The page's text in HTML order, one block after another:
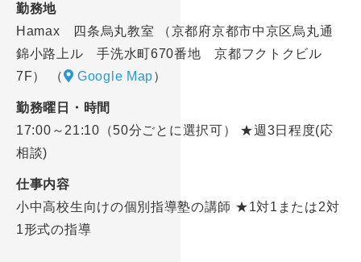
勤務地
Hamax 四条烏丸教室 （京都府京都市中京区烏丸通
錦小路上ル 手洗水町670番地 京都フクトクビル
7F）
（ Google Map）
勤務曜日・時間
17:00～21:10（50分ごとに選択可） ★週3日程度(応
相談)
仕事内容
小中高校生向けの個別指導塾の講師 ★1対1または2対
1形式の指導